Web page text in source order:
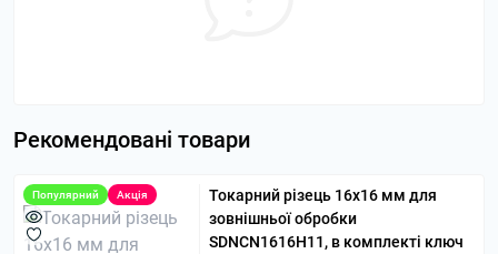
Рекомендовані товари
Популярний Акція
Токарний різець 16х16 мм для
зовнішньої обробки
SDNCN1616H11, в комплекті ключ